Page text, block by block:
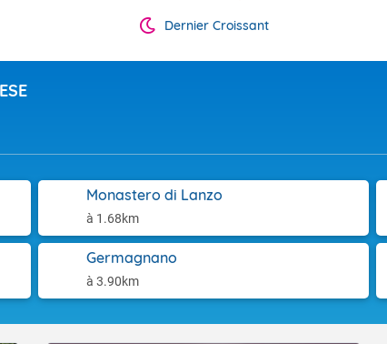
Dernier Croissant
Monastero di Lanzo
à 1.68km
Germagnano
à 3.90km